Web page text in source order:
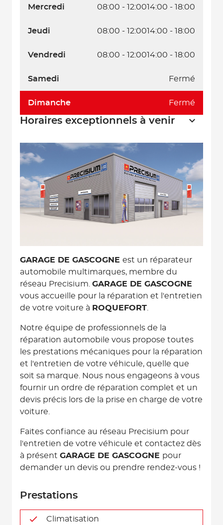
Mercredi 08:00 - 12:0014:00 - 18:00
Jeudi 08:00 - 12:0014:00 - 18:00
Vendredi 08:00 - 12:0014:00 - 18:00
Samedi Fermé
Dimanche Fermé
Horaires exceptionnels à venir
GARAGE DE GASCOGNE est un réparateur
automobile multimarques, membre du
réseau Precisium. GARAGE DE GASCOGNE
vous accueille pour la réparation et l'entretien
de votre voiture à ROQUEFORT
Notre équipe de professionnels de la
réparation automobile vous propose toutes
les prestations mécaniques pour la réparation
et l'entretien de votre véhicule, quelle que
soit sa marque. Nous nous engageons à vous
fournir un ordre de réparation complet et un
devis précis lors de la prise en charge de votre
voiture.
Faites confiance au réseau Precisium pour
l'entretien de votre véhicule et contactez dès
à présent GARAGE DE GASCOGNE pour
demander un devis ou prendre rendez-vous !
Prestations
Climatisation